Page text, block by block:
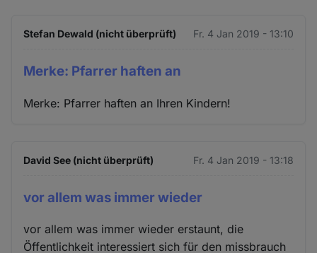
Stefan Dewald (nicht überprüft) Fr. 4 Jan 2019 - 13:10
Merke: Pfarrer haften an
Merke: Pfarrer haften an Ihren Kindern!
David See (nicht überprüft) Fr. 4 Jan 2019 - 13:18
vor allem was immer wieder
vor allem was immer wieder erstaunt, die
Öffentlichkeit interessiert sich für den missbrauch